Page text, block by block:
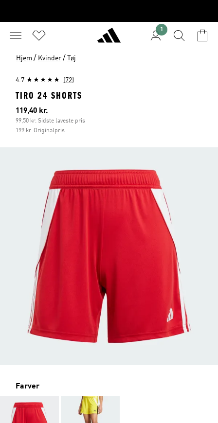
1
Hjem / Kvinder / Tøj
4.7 (72)
TIRO 24 SHORTS
Nuværende pris
119,40 kr.
99,50 kr. Sidste laveste pris
199 kr. Originalpris
Farver